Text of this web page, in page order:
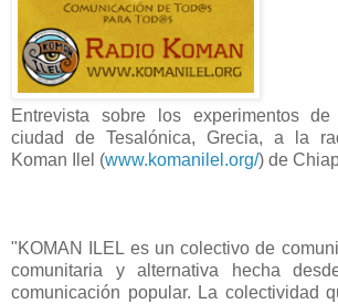
Entrevista sobre los experimentos
ciudad de Tesalónica, Grecia, a la
Koman Ilel (www.komanilel.org/) de
"KOMAN ILEL es un colectivo de
comunitaria y alternativa hecha
comunicación popular. La colectividad